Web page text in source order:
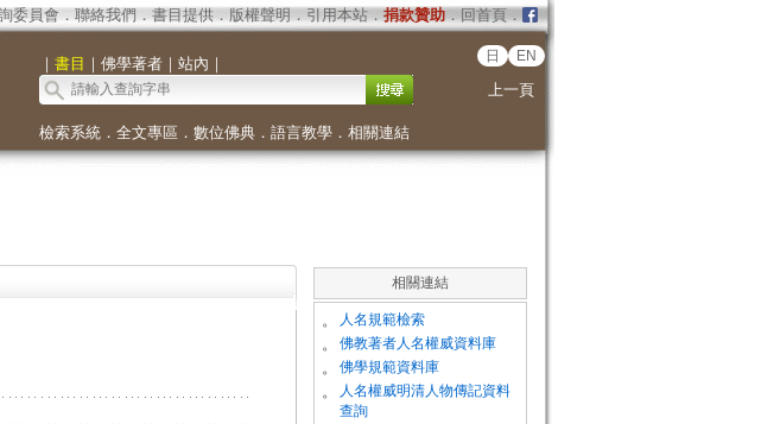
委員會． 聯絡我們 ． 書目提供． 版權聲明 ． 引用本站． 捐款贊助．回首頁．
｜ 書目 ｜ 佛學著者｜ 站內 ｜ 日 EN
上一頁
檢索系統． 全文專區 ． 數位佛典． 語言教學． 相關連結
相關連結
。 人名規範檢索
。 佛教著者人名權威資料庫
。 佛學規範資料庫
。
人名權威明清人物傳記資料
查詢